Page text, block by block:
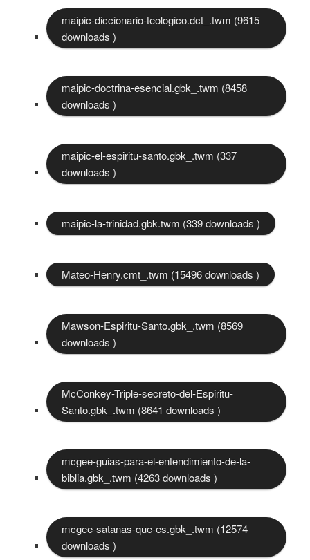
maipic-diccionario-teologico.dct_.twm (9615
downloads )
maipic-doctrina-esencial.gbk_.twm (8458
downloads )
maipic-el-espiritu-santo.gbk_.twm (337
downloads )
maipic-la-trinidad.gbk.twm (339 downloads )
Mateo-Henry.cmt_.twm (15496 downloads )
Mawson-Espiritu-Santo.gbk_.twm (8569
downloads )
McConkey-Triple-secreto-del-Espiritu-
Santo.gbk_.twm (8641 downloads )
mcgee-guias-para-el-entendimiento-de-la-
biblia.gbk_.twm (4263 downloads )
mcgee-satanas-que-es.gbk_.twm (12574
downloads )